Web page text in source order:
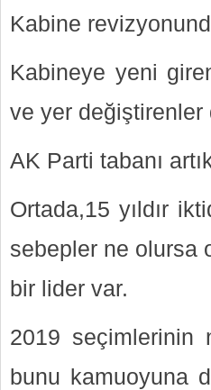
Kabine
Kabineye yeni
ve yer
AK Parti tabanı
Ortada,15 yıldır
sebepler ne olursa
bir lider var.
2019
bunu kamuoyuna